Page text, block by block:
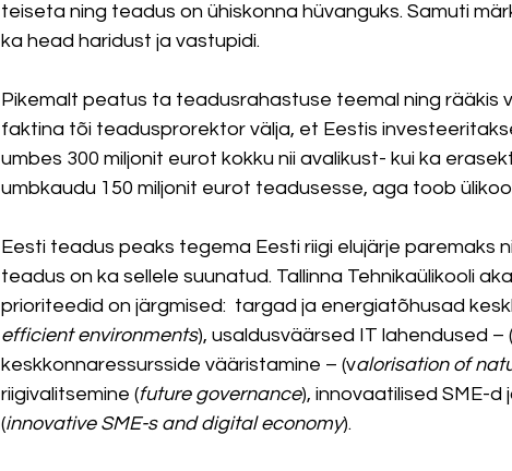
teiseta ning teadus on ühiskonna hüvanguks. Samuti
ka head haridust ja vastupidi.
Pikemalt peatus ta teadusrahastuse teemal ning rääkis
faktina tõi teadusprorektor välja, et Eestis
umbes 300 miljonit eurot kokku nii avalikust- kui ka
umbkaudu 150 miljonit eurot teadusesse, aga toob
Eesti teadus peaks tegema Eesti riigi elujärje paremaks
teadus on ka sellele suunatud. Tallinna Tehnikaülikooli
prioriteedid on järgmised:  targad ja energiatõhusad
efficient environments), usaldusväärsed IT lahendused –
keskkonnaressursside vääristamine – (valorisation of
riigivalitsemine (future governance), innovaatilised SME-d
(innovative SME-s and digital economy).